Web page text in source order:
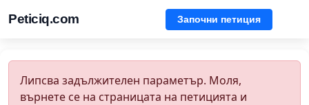
Peticiq.com Започни петиция
Липсва задължителен параметър. Моля,
върнете се на страницата на петицията и